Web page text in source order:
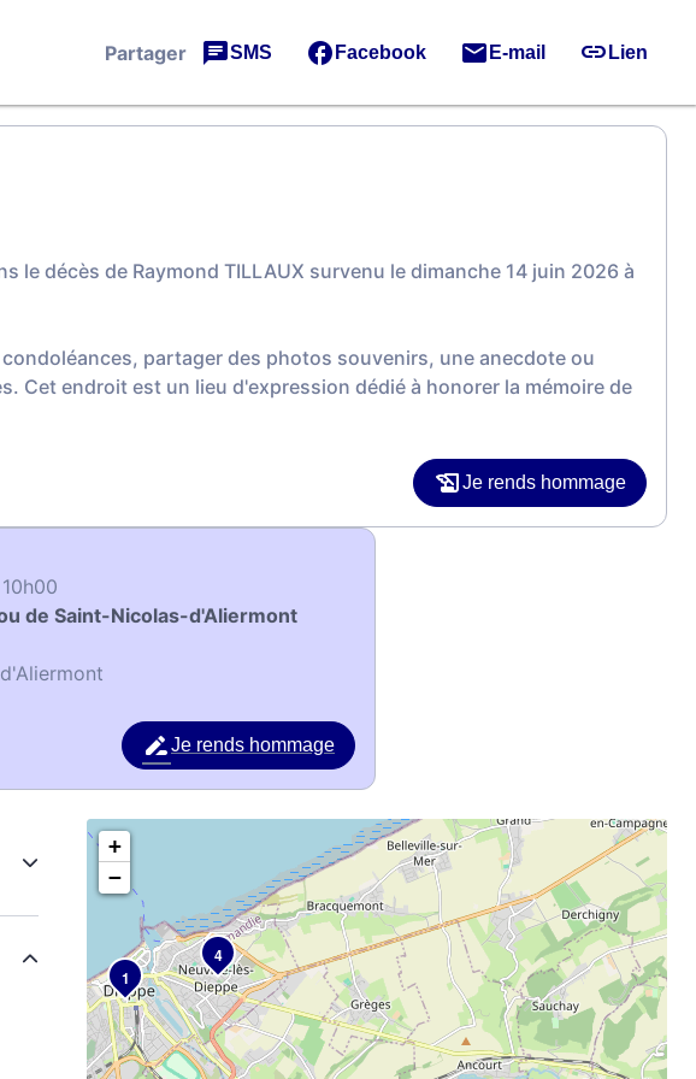
Partager SMS Facebook E-mail Lien
le décès de Raymond TILLAUX survenu le dimanche 14 juin 2026 à
partager des photos souvenirs, une anecdote ou
Cet endroit est un lieu d'expression dédié à honorer la mémoire de
Je rends hommage
de Saint-Nicolas-d'Aliermont
Je rends hommage
1
4
+
−